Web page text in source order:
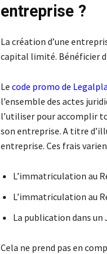
entreprise ?
La création d’une
capital limité. Bénéficier
Le code promo de
l’ensemble des actes
l’utiliser pour accomplir
son entreprise. A titre
entreprise. Ces frais
L’immatriculation au
L’immatriculation au
La publication dans un
Cela ne prend pas en